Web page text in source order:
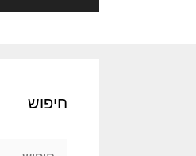
חיפוש